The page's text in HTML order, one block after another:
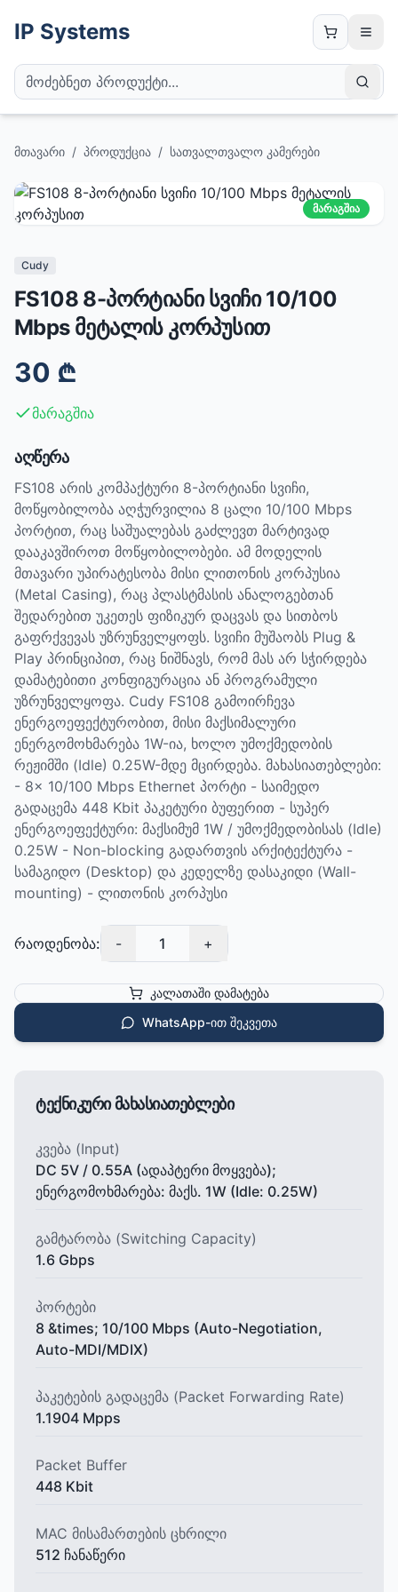
IP Systems
მთავარი / პროდუქცია / სათვალთვალო კამერები
მარაგშია
Cudy
FS108 8-პორტიანი სვიჩი 10/100
Mbps მეტალის კორპუსით
30 ₾
მარაგშია
აღწერა
FS108 არის კომპაქტური 8-პორტიანი სვიჩი,
მოწყობილობა აღჭურვილია 8 ცალი 10/100 Mbps
პორტით, რაც საშუალებას გაძლევთ მარტივად
დააკავშიროთ მოწყობილობები. ამ მოდელის
მთავარი უპირატესობა მისი ლითონის კორპუსია
(Metal Casing), რაც პლასტმასის ანალოგებთან
შედარებით უკეთეს ფიზიკურ დაცვას და სითბოს
გაფრქვევას უზრუნველყოფს. სვიჩი მუშაობს Plug &
Play პრინციპით, რაც ნიშნავს, რომ მას არ სჭირდება
დამატებითი კონფიგურაცია ან პროგრამული
უზრუნველყოფა. Cudy FS108 გამოირჩევა
ენერგოეფექტურობით, მისი მაქსიმალური
ენერგომოხმარება 1W-ია, ხოლო უმოქმედობის
რეჟიმში (Idle) 0.25W-მდე მცირდება. მახასიათებლები:
- 8× 10/100 Mbps Ethernet პორტი - საიმედო
გადაცემა 448 Kbit პაკეტური ბუფერით - სუპერ
ენერგოეფექტური: მაქსიმუმ 1W / უმოქმედობისას (Idle)
0.25W - Non-blocking გადართვის არქიტექტურა -
სამაგიდო (Desktop) და კედელზე დასაკიდი (Wall-
mounting) - ლითონის კორპუსი
რაოდენობა: - 1 +
კალათაში დამატება
WhatsApp-ით შეკვეთა
ტექნიკური მახასიათებლები
კვება (Input)
DC 5V / 0.55A (ადაპტერი მოყვება);
ენერგომოხმარება: მაქს. 1W (Idle: 0.25W)
გამტარობა (Switching Capacity)
1.6 Gbps
პორტები
8 &times; 10/100 Mbps (Auto-Negotiation,
Auto-MDI/MDIX)
პაკეტების გადაცემა (Packet Forwarding Rate)
1.1904 Mpps
Packet Buffer
448 Kbit
MAC მისამართების ცხრილი
512 ჩანაწერი